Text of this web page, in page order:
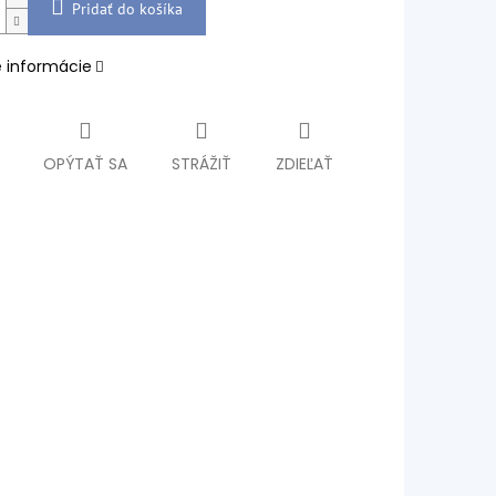
Pridať do košíka
informácie
OPÝTAŤ SA STRÁŽIŤ ZDIEĽAŤ